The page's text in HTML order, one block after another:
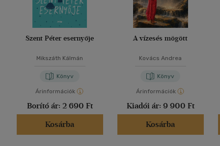
Szent Péter esernyője
Mikszáth Kálmán
Könyv
Árinformációk
Borító ár: 2 690 Ft
Kosárba
A vízesés mögött
Kovács Andrea
Könyv
Árinformációk
Kiadói ár: 9 900 Ft
Kosárba